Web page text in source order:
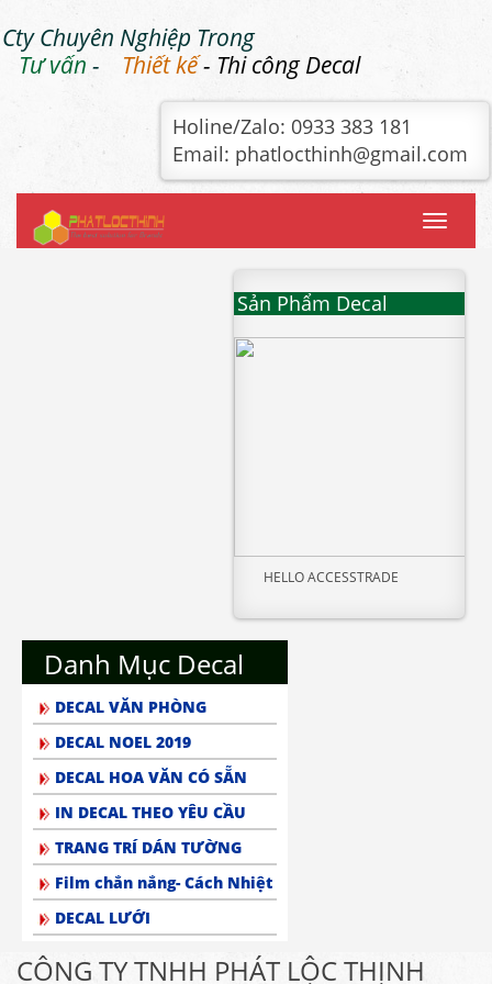
Cty Chuyên Nghiệp Trong
Tư vấn - Thiết kế- Thi công Decal
Holine/Zalo: 0933 383 181
Email: phatlocthinh@gmail.com
Toggle
Sản Phẩm Decal
HELLO ACCESSTRADE
Danh Mục Decal
DECAL VĂN PHÒNG
DECAL NOEL 2019
DECAL HOA VĂN CÓ SẴN
IN DECAL THEO YÊU CẦU
TRANG TRÍ DÁN TƯỜNG
Film chắn nắng- Cách Nhiệt
DECAL LƯỚI
CÔNG TY TNHH PHÁT LỘC THỊNH